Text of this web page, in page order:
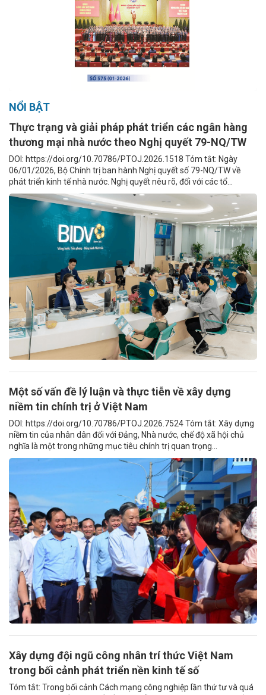
NỔI BẬT
Thực trạng và giải pháp phát triển các ngân hàng
thương mại nhà nước theo Nghị quyết 79-NQ/TW
DOI: https://doi.org/10.70786/PTOJ.2026.1518 Tóm tắt: Ngày
06/01/2026, Bộ Chính trị ban hành Nghị quyết số 79-NQ/TW về
phát triển kinh tế nhà nước. Nghị quyết nêu rõ, đối với các tổ...
Một số vấn đề lý luận và thực tiễn về xây dựng
niềm tin chính trị ở Việt Nam
DOI: https://doi.org/10.70786/PTOJ.2026.7524 Tóm tắt: Xây dựng
niềm tin của nhân dân đối với Đảng, Nhà nước, chế độ xã hội chủ
nghĩa là một trong những mục tiêu chính trị quan trọng...
Xây dựng đội ngũ công nhân trí thức Việt Nam
trong bối cảnh phát triển nền kinh tế số
Tóm tắt: Trong bối cảnh Cách mạng công nghiệp lần thứ tư và quá